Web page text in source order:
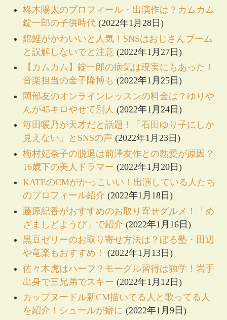
柊木陽太のプロフィール・出演作は？カムカム
錠一郎の子供時代 (2022年1月28日)
錦鯉がかわいいと人気！SNSはおじさんブーム
と誤解しないでと注意 (2022年1月27日)
【カムカム】錠一郎の病気は現実にもあった！
音楽担当の金子隆博も (2022年1月25日)
岡部友のオンラインレッスンの料金は？ゆりや
んが45キロやせて別人 (2022年1月24日)
毎田暖乃が天才だと話題！「石田ゆり子にしか
見えない」とSNSの声 (2022年1月23日)
梅村妃奈子の脱退は前澤友作との熱愛が原因？
16歳下の美人ドラマー (2022年1月20日)
KATEのCMがかっこいい！出演している人たち
のプロフィール紹介 (2022年1月18日)
藤原紀香がおすすめのお取り寄せグルメ！「め
ざましどようび」で紹介 (2022年1月16日)
黒豆ゼリーのお取り寄せ方法は？ぼる塾・田辺
や竜楽もおすすめ！
(2022年1月13日)
佐々木虎はハーフ？モーグル習得は独学！岩手
出身で三兄弟でスキー (2022年1月12日)
カップヌードル新CM描いてる人と歌ってる人
を紹介！シュールが癖に (2022年1月9日)